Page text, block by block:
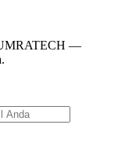
UMRATECH —